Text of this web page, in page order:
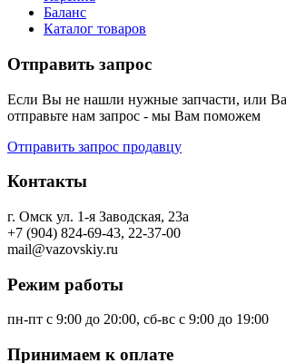
Баланс
Каталог товаров
Отправить запрос
Если Вы не нашли нужные запчасти, или
отправьте нам запрос - мы Вам поможем
Отправить запрос продавцу
Контакты
г. Омск ул. 1-я Заводская, 23а
+7 (904) 824-69-43, 22-37-00
mail@vazovskiy.ru
Режим работы
пн-пт с 9:00 до 20:00, сб-вс с 9:00 до 19:00
Принимаем к оплате